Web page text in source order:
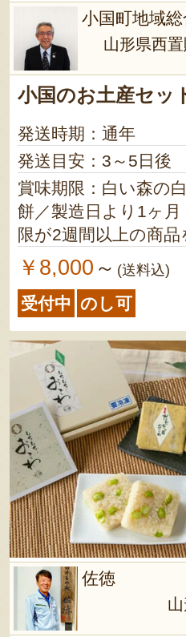
小国町地域
山形県西
小国のお土産セッ
発送時期：通年
発送目安：3～5日後
賞味期限：白い森の
餅／製造日より1ヶ月 ※賞味期
限が2週間以上の商品
ます 短角牛カレー／製造日よ
り1年 ※賞味期限が2ヶ月以上
の商品を発送します わらび水
煮／製造日より6ヶ月 ※賞味期
限が2ヶ月以上の商
ます おぐに味噌／製造日より3
ヶ月 ※賞味期限が2ヶ月以上の
商品を発送します 雪国の辛み
そ（元祖）／製造日
※賞味期限が2ヶ月以
を発送します 芋けんぴ／製造
日より6ヶ月 ※賞味期限が2ヶ
月以上の商品を発送し
角牛いも煮／製造日よ
賞味期限が2ヶ月以上
発送します 米沢牛麻婆豆腐の
素／製造日より1年 ※賞味期限
￥8,000 ～ (送料込)
受付中 のし可
佐徳